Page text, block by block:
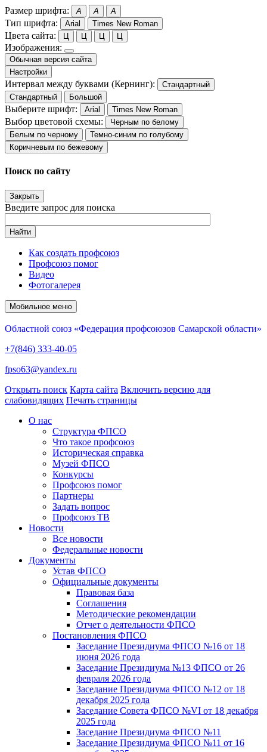
Размер шрифта: A A A
Тип шрифта: Arial Times New Roman
Цвета сайта: Ц Ц Ц Ц
Изображения:
Обычная версия сайта
Настройки
Интервал между буквами (Кернинг):
Стандартный
Стандартный
Большой
Выберите шрифт: Arial Times New Roman
Выбор цветовой схемы:
Черным по белому
Белым по черному
Темно-синим по голубому
Коричневым по бежевому
Поиск по сайту
Закрыть
Введите запрос для поиска
Найти
Как создать профсоюз
Профсоюз помог
Видео
Фотогалерея
Мобильное меню
Областной союз «Федерация профсоюзов Самарской области»
+7(846) 333-40-05
fpso63@yandex.ru
Открыть поиск Карта сайта Включить версию для
слабовидящих Печать страницы
О нас
Структура ФПСО
Что такое профсоюз
Историческая справка
Музей ФПСО
Конкурсы
Профсоюз помог
Партнеры
Задать вопрос
Профсоюз ТВ
Новости
Все новости
Федеральные новости
Документы
Устав ФПСО
Официальные документы
Правовая база
Соглашения
Методические рекомендации
Отчет о деятельности ФПСО
Постановления ФПСО
Заседание Президиума ФПСО №16 от 18
июня 2026 года
Заседание Президиума №13 ФПСО от 26
февраля 2026 года
Заседание Президиума ФПСО №12 от 18
декабря 2025 года
Заседание Совета ФПСО №VI от 18 декабря
2025 года
Заседание Президиума ФПСО №11
Заседание Президиума ФПСО №11 от 16